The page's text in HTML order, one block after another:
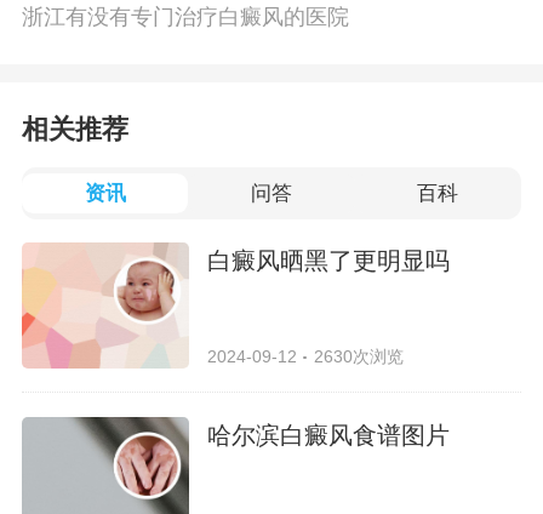
浙江有没有专门治疗白癜风的医院
相关推荐
资讯 问答 百科
白癜风晒黑了更明显吗
2024-09-12 2630次浏览
哈尔滨白癜风食谱图片